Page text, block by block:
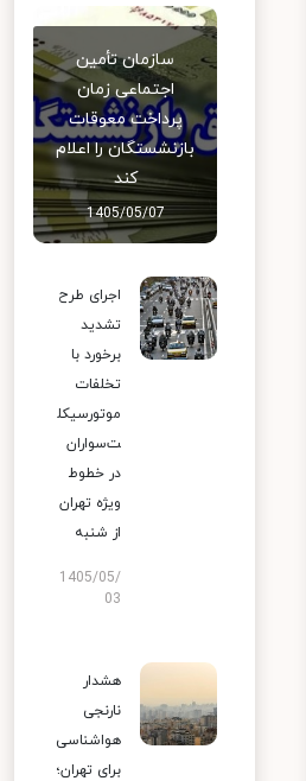
سازمان تأمین
اجتماعی زمان
پرداخت معوقات
بازنشستگان را اعلام
کند
1405/05/07
اجرای طرح
تشدید
برخورد با
تخلفات
موتورسیکل
ت‌سواران
در خطوط
ویژه تهران
از شنبه
1405/05/
03
هشدار
نارنجی
هواشناسی
برای تهران؛